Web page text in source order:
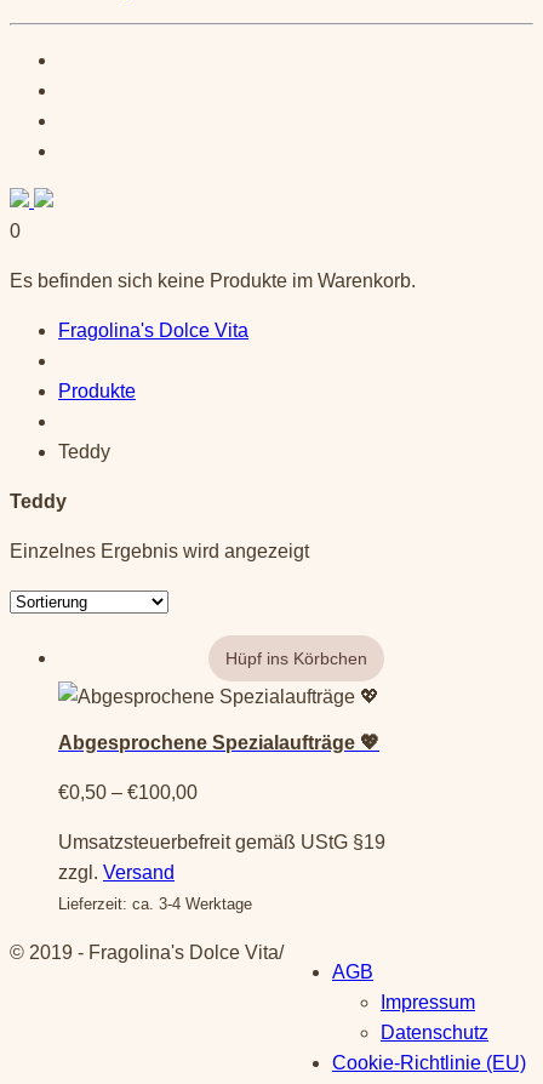
0
Es befinden sich keine Produkte im Warenkorb.
Fragolina's Dolce Vita
Produkte
Teddy
Teddy
Einzelnes Ergebnis wird angezeigt
Dieses
weist
mehrere
auf.
Die
Optionen
Abgesprochene Spezialaufträge 💖
€0,50 – €100,00Preisspanne:
bis
Umsatzsteuerbefreit gemäß UStG §19
zzgl. Versand
Lieferzeit: ca. 3-4 Werktage
© 2019 - Fragolina's Dolce Vita/
AGB
Impressum
Datenschutz
Cookie-Richtlinie (EU)